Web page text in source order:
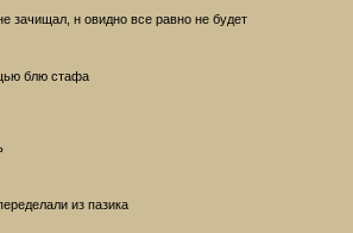
зачищал, н овидно все равно не будет
блю стафа
из пазика